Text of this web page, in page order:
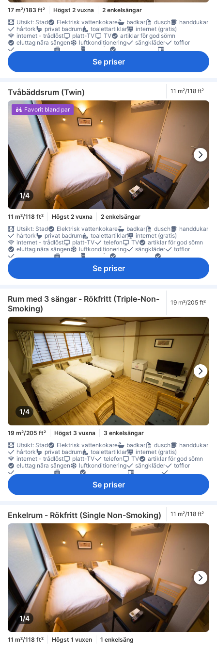
17 m²/183 ft² Högst 2 vuxna
2 enkelsängar
Utsikt: Stad
Elektrisk vattenkokare badkar dusch
handdukar
hårtork
privat badrum toalettartiklar
internet (gratis)
internet - trådlöst
platt-TV TV
artiklar för god sömn
eluttag nära sängen
luftkonditionering sängkläder
tofflor
väckarklocka
värme kylskåp papperskorgar
skrivbord
Säkerhets-/skyddsfunktioner
tillgängligt via hiss
Se priser
Tvåbäddsrum (Twin) 11 m²/118 ft²
1/4
Favorit bland par
11 m²/118 ft² Högst 2 vuxna
2 enkelsängar
Utsikt: Stad
Elektrisk vattenkokare badkar dusch
handdukar
hårtork
privat badrum toalettartiklar
internet (gratis)
internet - trådlöst
platt-TV telefon TV
artiklar för god sömn
eluttag nära sängen
luftkonditionering sängkläder
tofflor
väckarklocka
värme kylskåp Vattenkokare
papperskorgar
Säkerhets-/skyddsfunktioner
tillgängligt via hiss
Se priser
Rum med 3 sängar - Rökfritt (Triple-Non-
Smoking)
19 m²/205 ft²
1/4
19 m²/205 ft² Högst 3 vuxna
3 enkelsängar
Utsikt: Stad
Elektrisk vattenkokare badkar dusch
handdukar
hårtork
privat badrum toalettartiklar
internet (gratis)
internet - trådlöst
platt-TV telefon TV
artiklar för god sömn
eluttag nära sängen
luftkonditionering sängkläder
tofflor
väckarklocka
värme papperskorgar skrivbord
klädhängare
Säkerhets-/skyddsfunktioner
tillgängligt via hiss
Se priser
Enkelrum - Rökfritt (Single Non-Smoking) 11 m²/118 ft²
1/4
11 m²/118 ft² Högst 1 vuxen 1 enkelsäng